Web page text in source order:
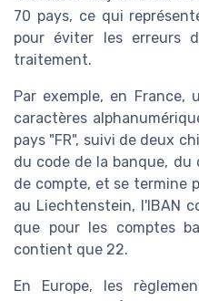
70 pays, ce qui
pour éviter les erreurs
traitement.
Par exemple, en France,
caractères
pays "FR", suivi de deux
du code de la banque, du
de compte, et se termine
au Liechtenstein, l'IBAN
que pour les comptes
contient que 22.
En Europe, les